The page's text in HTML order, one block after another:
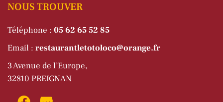
NOUS TROUVER
Téléphone : 05 62 65 52 85
Email : restaurantletotoloco@orange.fr
3 Avenue de l’Europe,
32810 PREIGNAN